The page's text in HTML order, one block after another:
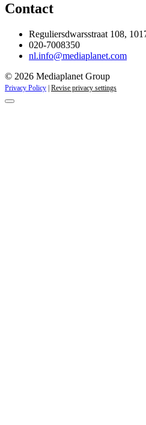
Contact
Reguliersdwarsstraat 108,
020-7008350
nl.info@mediaplanet.com
© 2026 Mediaplanet Group
Privacy Policy Revise privacy settings